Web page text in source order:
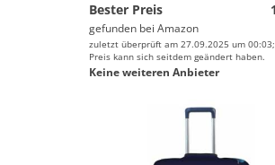
Bester Preis
gefunden bei Amazon
zuletzt überprüft am 27.09.2025 um
Preis kann sich seitdem geändert haben.
Keine weiteren Anbieter